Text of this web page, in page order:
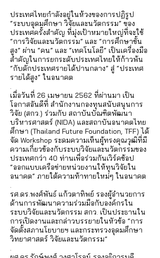
ประเทศไทยกำลังอยู่ในห้วงของการปฏิรูป
“ระบบอุดมศึกษา วิจัยและนวัตกรรม” ของ
ประเทศครั้งสำคัญ ที่มุ่งเป้าหมายใหญ่ที่จะใช้
“การวิจัยและนวัตกรรม” และ “การศึกษาขั้น
สูง” ผ่าน “คน” และ “เทคโนโลยี” เป็นเครื่องมือ
สำคัญในการยกระดับประเทศไทยให้ก้าวพ้น
“กับดักประเทศรายได้ปานกลาง” สู่ “ประเทศ
รายได้สูง” ในอนาคต
.
เมื่อวันที่ 26 เมษายน 2562 ที่ผ่านมา เป็น
โอกาสอันดีที่ สำนักงานกองทุนสนับสนุนการ
วิจัย (สกว.) ร่วมกับ สถาบันบัณฑิตพัฒนา
บริหารศาสตร์ (NIDA) และสถาบันอนาคตไทย
ศึกษา (Thailand Future Foundation, TFF) ได้
จัด Workshop ระดมความเห็นผู้ทรงคุณวุฒิที่มี
ความเกี่ยวข้องกับระบบวิจัยและนวัตกรรมของ
ประเทศกว่า 40 ท่านเพื่อร่วมกันเวิร์คช้อป
“ออกแบบเครือข่ายหน่วยงานให้ทุนวิจัยใน
อนาคต” ภายใต้ความท้าทายใหม่ๆ ในอนาคต
.
รศ.ดร.พงศ์พันธ์ แก้วตาทิพย์ รองผู้อำนวยการ
ด้านการพัฒนาความร่วมมือกับองค์กรใน
ระบบวิจัยและนวัตกรรม สกว. เป็นประธานใน
การเปิดงานและกล่าวบรรยายในหัวข้อ “การ
จัดตั้งสภานโยบายฯ และกระทรวงอุดมศึกษา
วิทยาศาสตร์ วิจัยและนวัตกรรม”
.